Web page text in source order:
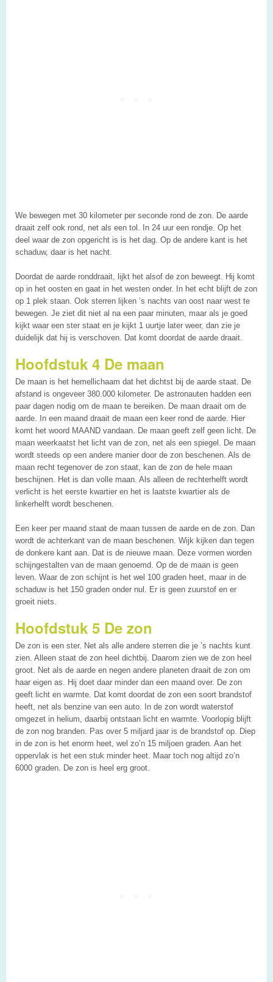
We bewegen met 30 kilometer per seconde rond de zon. De aarde
draait zelf ook rond, net als een tol. In 24 uur een rondje. Op het
deel waar de zon opgericht is is het dag. Op de andere kant is het
schaduw, daar is het nacht.
Doordat de aarde ronddraait, lijkt het alsof de zon beweegt. Hij komt
op in het oosten en gaat in het westen onder. In het echt blijft de zon
op 1 plek staan. Ook sterren lijken ’s nachts van oost naar west te
bewegen. Je ziet dit niet al na een paar minuten, maar als je goed
kijkt waar een ster staat en je kijkt 1 uurtje later weer, dan zie je
duidelijk dat hij is verschoven. Dat komt doordat de aarde draait.
Hoofdstuk 4 De maan
De maan is het hemellichaam dat het dichtst bij de aarde staat. De
afstand is ongeveer 380.000 kilometer. De astronauten hadden een
paar dagen nodig om de maan te bereiken. De maan draait om de
aarde. In een maand draait de maan een keer rond de aarde. Hier
komt het woord MAAND vandaan. De maan geeft zelf geen licht. De
maan weerkaatst het licht van de zon, net als een spiegel. De maan
wordt steeds op een andere manier door de zon beschenen. Als de
maan recht tegenover de zon staat, kan de zon de hele maan
beschijnen. Het is dan volle maan. Als alleen de rechterhelft wordt
verlicht is het eerste kwartier en het is laatste kwartier als de
linkerhelft wordt beschenen.
Een keer per maand staat de maan tussen de aarde en de zon. Dan
wordt de achterkant van de maan beschenen. Wijk kijken dan tegen
de donkere kant aan. Dat is de nieuwe maan. Deze vormen worden
schijngestalten van de maan genoemd. Op de de maan is geen
leven. Waar de zon schijnt is het wel 100 graden heet, maar in de
schaduw is het 150 graden onder nul. Er is geen zuurstof en er
groeit niets.
Hoofdstuk 5 De zon
De zon is een ster. Net als alle andere sterren die je ’s nachts kunt
zien. Alleen staat de zon heel dichtbij. Daarom zien we de zon heel
groot. Net als de aarde en negen andere planeten draait de zon om
haar eigen as. Hij doet daar minder dan een maand over. De zon
geeft licht en warmte. Dat komt doordat de zon een soort brandstof
heeft, net als benzine van een auto. In de zon wordt waterstof
omgezet in helium, daarbij ontstaan licht en warmte. Voorlopig blijft
de zon nog branden. Pas over 5 miljard jaar is de brandstof op. Diep
in de zon is het enorm heet, wel zo’n 15 miljoen graden. Aan het
oppervlak is het een stuk minder heet. Maar toch nog altijd zo’n
6000 graden. De zon is heel erg groot.